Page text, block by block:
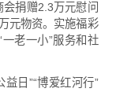
捐赠2.3万元慰问
元物资。实施福彩
老一小”服务和社
日”“博爱红河行”